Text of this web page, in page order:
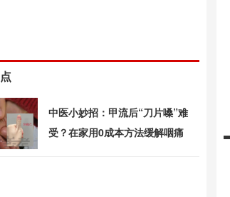
中医小妙招：甲流后“刀片嗓”难
受？在家用0成本方法缓解咽痛